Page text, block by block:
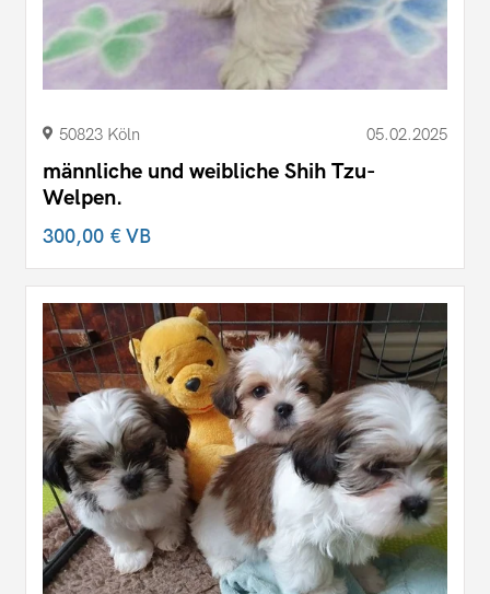
50823 Köln 05.02.2025
männliche und weibliche Shih Tzu-
Welpen.
300,00 €VB